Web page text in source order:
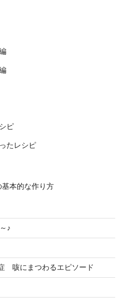
ピ
たレシピ
本的な作り方
♪
咳にまつわるエピソード